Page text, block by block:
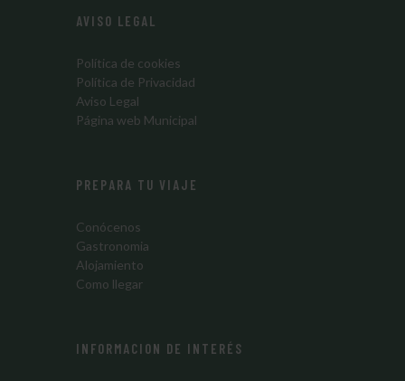
AVISO LEGAL
Política de cookies
Política de Privacidad
Aviso Legal
Página web Municipal
PREPARA TU VIAJE
Conócenos
Gastronomia
Alojamiento
Como llegar
INFORMACION DE INTERÉS